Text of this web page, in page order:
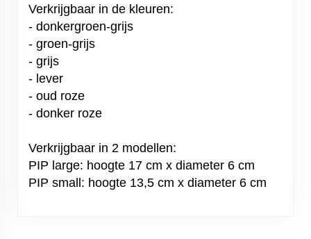
Verkrijgbaar in de kleuren:
- donkergroen-grijs
- groen-grijs
- grijs
- lever
- oud roze
- donker roze
Verkrijgbaar in 2 modellen:
PIP large: hoogte 17 cm x diameter 6 cm
PIP small: hoogte 13,5 cm x diameter 6 cm